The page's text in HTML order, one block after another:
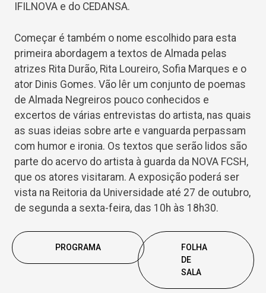
IFILNOVA e do CEDANSA.
Começar é também o nome escolhido para esta
primeira abordagem a textos de Almada pelas
atrizes Rita Durão, Rita Loureiro, Sofia Marques e o
ator Dinis Gomes. Vão lêr um conjunto de poemas
de Almada Negreiros pouco conhecidos e
excertos de várias entrevistas do artista, nas quais
as suas ideias sobre arte e vanguarda perpassam
com humor e ironia. Os textos que serão lidos são
parte do acervo do artista à guarda da NOVA FCSH,
que os atores visitaram. A exposição poderá ser
vista na Reitoria da Universidade até 27 de outubro,
de segunda a sexta-feira, das 10h às 18h30.
PROGRAMA
FOLHA
DE
SALA